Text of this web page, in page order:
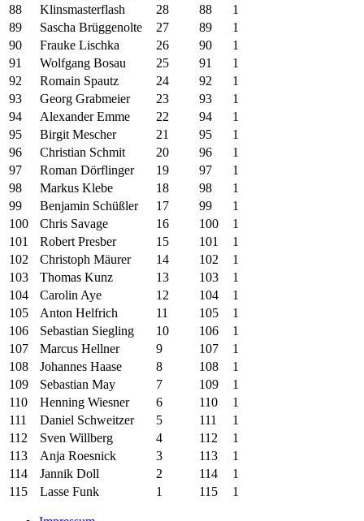
88
Klinsmasterflash 28 88
1
89
Sascha Brüggenolte 27 89
1
90
Frauke Lischka 26 90
1
91
Wolfgang Bosau 25 91
1
92
Romain Spautz 24 92
1
93
Georg Grabmeier 23 93
1
94
Alexander Emme 22 94
1
95
Birgit Mescher 21 95
1
96
Christian Schmit 20 96
1
97
Roman Dörflinger 19 97
1
98
Markus Klebe 18 98
1
99
Benjamin Schüßler 17 99
1
100
Chris Savage 16 100
1
101
Robert Presber 15 101
1
102
Christoph Mäurer 14 102
1
103
Thomas Kunz 13 103
1
104
Carolin Aye 12 104
1
105
Anton Helfrich 11 105
1
106
Sebastian Siegling 10 106
1
107
Marcus Hellner 9 107
1
108
Johannes Haase 8 108
1
109
Sebastian May 7 109
1
110
Henning Wiesner 6 110
1
111
Daniel Schweitzer 5 111
1
112
Sven Willberg 4 112
1
113
Anja Roesnick 3 113
1
114
Jannik Doll 2 114
1
115
Lasse Funk 1 115 1